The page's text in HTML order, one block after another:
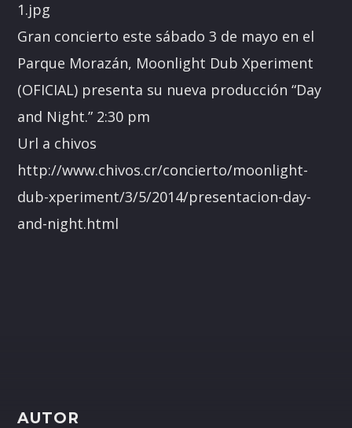
Gran concierto este sábado 3 de mayo en el
Parque Morazán, Moonlight Dub Xperiment
(OFICIAL) presenta su nueva producción “Day
and Night.” 2:30 pm
Url a chivos
http://www.chivos.cr/concierto/moonlight-
dub-xperiment/3/5/2014/presentacion-day-
and-night.html
AUTOR